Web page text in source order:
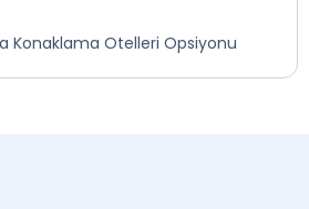
Konaklama Otelleri Opsiyonu